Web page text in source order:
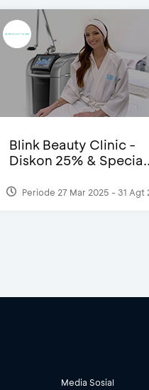
Blink Beauty Clinic -
Diskon 25% &
Periode 27 Mar 2025 - 31 Agt
Media Sosial